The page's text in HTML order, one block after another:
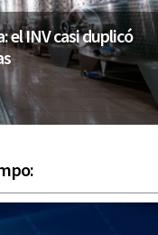
el INV casi duplicó